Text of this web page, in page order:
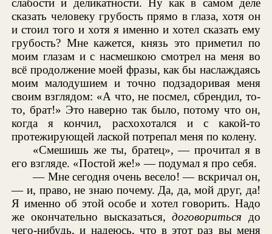
слабости и деликатности. Ну как в самом деле
сказать человеку грубость прямо в глаза, хотя он
и стоил того и хотя я именно и хотел сказать ему
грубость? Мне кажется, князь это приметил по
моим глазам и с насмешкою смотрел на меня во
всё продолжение моей фразы, как бы наслаждаясь
моим малодушием и точно подзадоривая меня
своим взглядом: «А что, не посмел, сбрендил, то-
то, брат!» Это наверно так было, потому что он,
когда я кончил, расхохотался и с какой-то
протежирующей лаской потрепал меня по колену.
«Смешишь же ты, братец», — прочитал я в
его взгляде. «Постой же!» — подумал я про себя.
— Мне сегодня очень весело! — вскричал он,
— и, право, не знаю почему. Да, да, мой друг, да!
Я именно об этой особе и хотел говорить. Надо
же окончательно высказаться,договориться до
чего-нибудь, и надеюсь, что в этот раз вы меня